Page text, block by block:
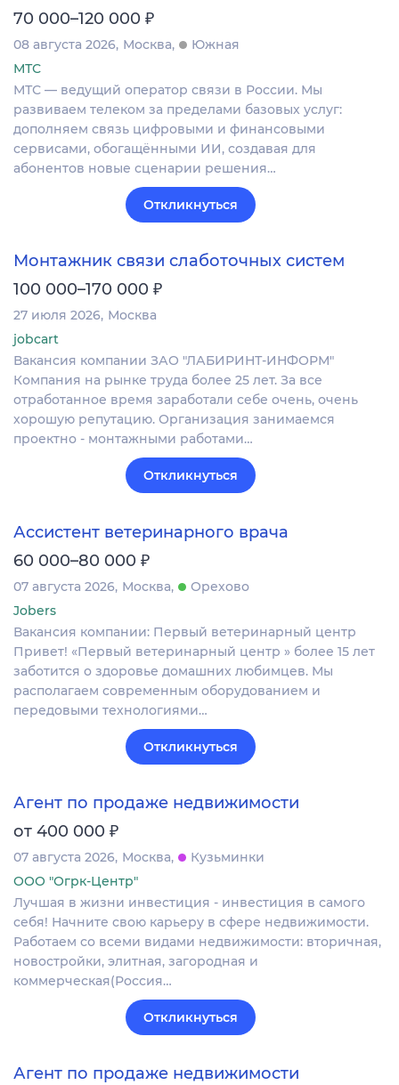
70 000–120 000 ₽
08 августа 2026 Москва
Южная
МТС
МТС — ведущий оператор связи в России. Мы
развиваем телеком за пределами базовых услуг:
дополняем связь цифровыми и финансовыми
сервисами, обогащёнными ИИ, создавая для
абонентов новые сценарии решения…
Откликнуться
Монтажник связи слаботочных систем
100 000–170 000 ₽
27 июля 2026 Москва
jobcart
Вакансия компании ЗАО "ЛАБИРИНТ-ИНФОРМ"
Компания на рынке труда более 25 лет. За все
отработанное время заработали себе очень, очень
хорошую репутацию. Организация занимаемся
проектно - монтажными работами…
Откликнуться
Ассистент ветеринарного врача
60 000–80 000 ₽
07 августа 2026 Москва
Орехово
Jobers
Вакансия компании: Первый ветеринарный центр
Привет! «Первый ветеринарный центр » более 15 лет
заботится о здоровье домашних любимцев. Мы
располагаем современным оборудованием и
передовыми технологиями…
Откликнуться
Агент по продаже недвижимости
от 400 000 ₽
07 августа 2026 Москва
Кузьминки
ООО "Огрк-Центр"
Лучшая в жизни инвестиция - инвестиция в самого
себя! Начните свою карьеру в сфере недвижимости.
Работаем со всеми видами недвижимости: вторичная,
новостройки, элитная, загородная и
коммерческая(Россия…
Откликнуться
Агент по продаже недвижимости